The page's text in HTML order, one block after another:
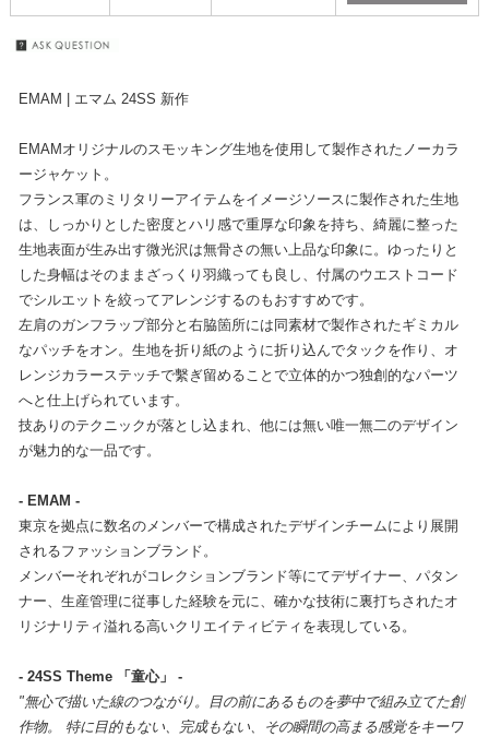
EMAM | エマム 24SS 新作
EMAMオリジナルのスモッキング生地を使用して製作されたノーカラ
ージャケット。
フランス軍のミリタリーアイテムをイメージソースに製作された生地
は、しっかりとした密度とハリ感で重厚な印象を持ち、綺麗に整った
生地表面が生み出す微光沢は無骨さの無い上品な印象に。ゆったりと
した身幅はそのままざっくり羽織っても良し、付属のウエストコード
でシルエットを絞ってアレンジするのもおすすめです。
左肩のガンフラップ部分と右脇箇所には同素材で製作されたギミカル
なパッチをオン。生地を折り紙のように折り込んでタックを作り、オ
レンジカラーステッチで繫ぎ留めることで立体的かつ独創的なパーツ
へと仕上げられています。
技ありのテクニックが落とし込まれ、他には無い唯一無二のデザイン
が魅力的な一品です。
- EMAM -
東京を拠点に数名のメンバーで構成されたデザインチームにより展開
されるファッションブランド。
メンバーそれぞれがコレクションブランド等にてデザイナー、パタン
ナー、生産管理に従事した経験を元に、確かな技術に裏打ちされたオ
リジナリティ溢れる高いクリエイティビティを表現している。
- 24SS Theme 「童心」 -
"無心で描いた線のつながり。目の前にあるものを夢中で組み立てた創
作物。 特に目的もない、完成もない、その瞬間の高まる感覚をキーワ